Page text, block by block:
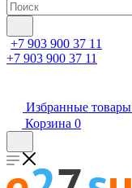
+7 903 900 37 11
+7 903 900 37 11
Избранные товары
Корзина 0